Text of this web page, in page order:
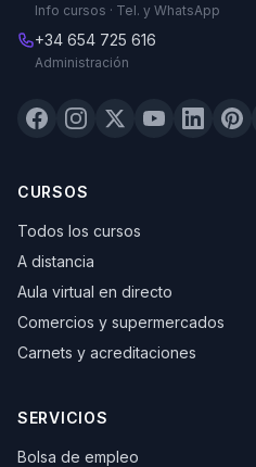
Info cursos · Tel. y WhatsApp
+34 654 725 616
Administración
CURSOS
Todos los cursos
A distancia
Aula virtual en directo
Comercios y supermercados
Carnets y acreditaciones
SERVICIOS
Bolsa de empleo